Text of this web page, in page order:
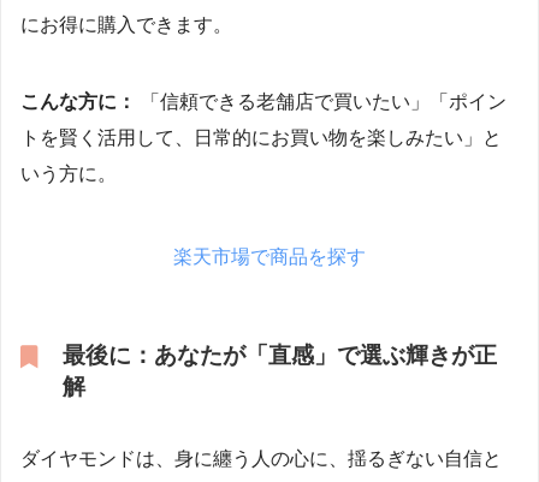
にお得に購入できます。
こんな方に：
「信頼できる老舗店で買いたい」「ポイン
トを賢く活用して、日常的にお買い物を楽しみたい」と
いう方に。
楽天市場で商品を探す
最後に：あなたが「直感」で選ぶ輝きが正
解
ダイヤモンドは、身に纏う人の心に、揺るぎない自信と